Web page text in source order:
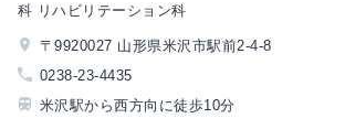
科 リハビリテーション科
〒9920027 山形県米沢市駅前2-4-8
0238-23-4435
米沢駅から西方向に徒歩10分